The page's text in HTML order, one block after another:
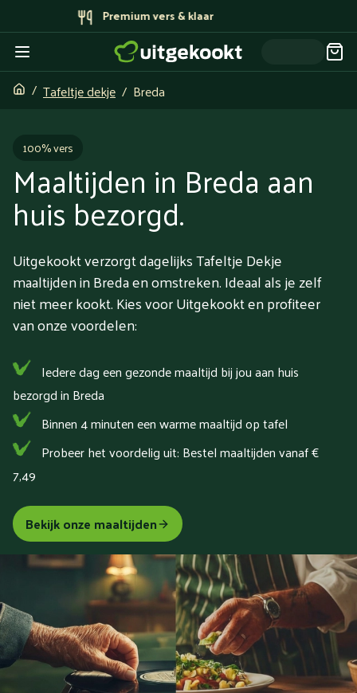
Bereid door topchefs
Tafeltje dekje Breda
100% vers
Maaltijden in Breda aan
huis bezorgd.
Uitgekookt verzorgt dagelijks Tafeltje Dekje
maaltijden in Breda en omstreken. Ideaal als je zelf
niet meer kookt. Kies voor Uitgekookt en profiteer
van onze voordelen:
Iedere dag een gezonde maaltijd bij jou aan huis
bezorgd in Breda
Binnen 4 minuten een warme maaltijd op tafel
Probeer het voordelig uit: Bestel maaltijden vanaf €
7,49
Bekijk onze maaltijden